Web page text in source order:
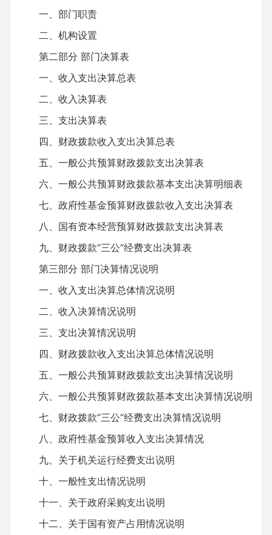
一、部门职责
二、机构设置
第二部分 部门决算表
一、收入支出决算总表
二、收入决算表
三、支出决算表
四、财政拨款收入支出决算总表
五、一般公共预算财政拨款支出决算表
六、一般公共预算财政拨款基本支出决算明细表
七、政府性基金预算财政拨款收入支出决算表
八、国有资本经营预算财政拨款支出决算表
九、财政拨款“三公”经费支出决算表
第三部分 部门决算情况说明
一、收入支出决算总体情况说明
二、收入决算情况说明
三、支出决算情况说明
四、财政拨款收入支出决算总体情况说明
五、一般公共预算财政拨款支出决算情况说明
六、一般公共预算财政拨款基本支出决算情况说明
七、财政拨款“三公”经费支出决算情况说明
八、政府性基金预算收入支出决算情况
九、关于机关运行经费支出说明
十、一般性支出情况说明
十一、关于政府采购支出说明
十二、关于国有资产占用情况说明